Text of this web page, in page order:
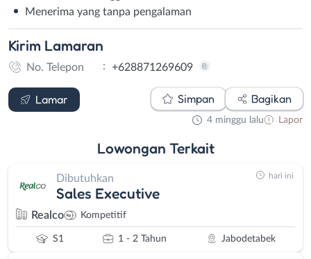
Menerima yang tanpa pengalaman
Kirim Lamaran
No. Telepon : +628871269609
Lamar
WhatsApp
Simpan Bagikan
4 minggu lalu Lapor
Lowongan Terkait
Dibutuhkan
Sales Executive
Realco Kompetitif
S1 1 - 2 Tahun Jabodetabek
hari ini